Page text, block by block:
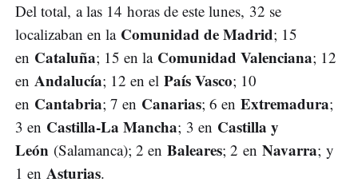
Del total, a las 14 horas de este lunes, 32 se
localizaban en la Comunidad de Madrid; 15
en Cataluña; 15 en la Comunidad Valenciana; 12
en Andalucía; 12 en el País Vasco; 10
en Cantabria; 7 en Canarias; 6 en Extremadura;
3 en Castilla-La Mancha; 3 en Castilla y
León (Salamanca); 2 en Baleares; 2 en Navarra; y
1 en Asturias.